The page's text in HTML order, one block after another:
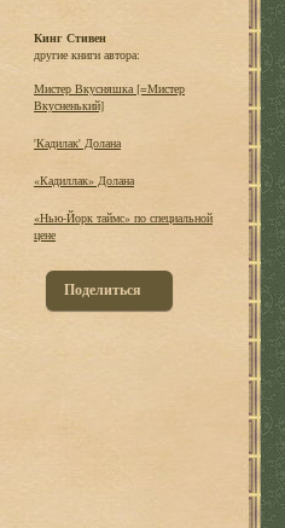
Кинг Стивен
другие книги автора:
Мистер Вкусняшка [=Мистер
Вкусненький]
'Кадилак' Долана
«Кадиллак» Долана
«Нью-Йорк таймс» по специальной
цене
Поделиться